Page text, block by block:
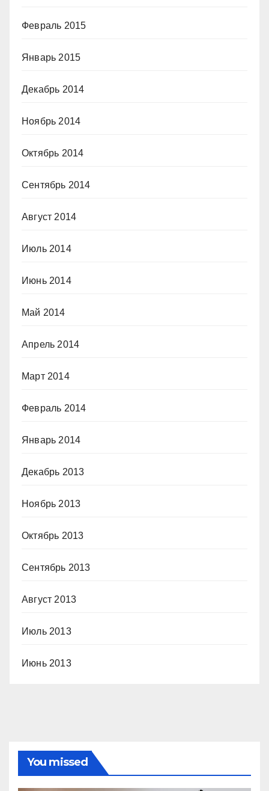
Февраль 2015
Январь 2015
Декабрь 2014
Ноябрь 2014
Октябрь 2014
Сентябрь 2014
Август 2014
Июль 2014
Июнь 2014
Май 2014
Апрель 2014
Март 2014
Февраль 2014
Январь 2014
Декабрь 2013
Ноябрь 2013
Октябрь 2013
Сентябрь 2013
Август 2013
Июль 2013
Июнь 2013
You missed